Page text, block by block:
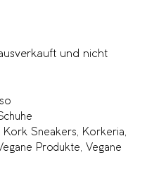
und nicht
Kork Sneakers, Korkeria,
Produkte, Vegane